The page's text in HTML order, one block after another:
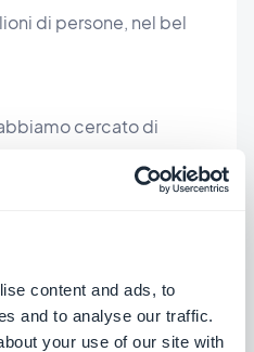
content and ads, to
and to analyse our traffic.
your use of our site with
di persone, nel bel
cercato di
a operare in
il servizio che
più possibile e
bene! In attesa che
ci vediamo sul web ;)